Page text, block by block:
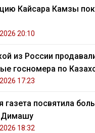
Кайсара Камзы
20:10
из России
госномера по
17:23
газета посвятила
Димашу
18:32